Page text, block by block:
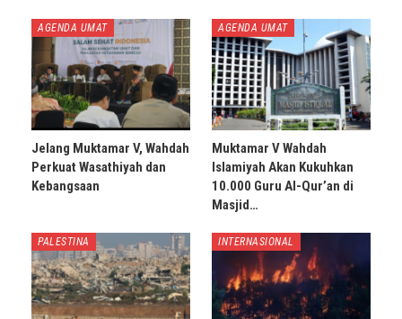
AGENDA UMAT
Jelang Muktamar V, Wahdah
Perkuat Wasathiyah dan
Kebangsaan
AGENDA UMAT
Muktamar V Wahdah
Islamiyah Akan Kukuhkan
10.000 Guru Al-Qur’an di
Masjid…
PALESTINA INTERNASIONAL